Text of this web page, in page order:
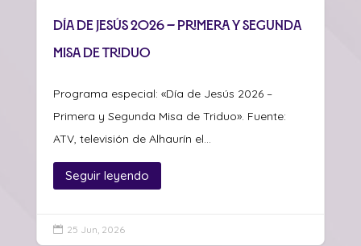
Día de Jesús 2026 – Primera y Segunda
Misa de Triduo
Programa especial: «Día de Jesús 2026 –
Primera y Segunda Misa de Triduo». Fuente:
ATV, televisión de Alhaurín el...
Seguir leyendo
 25 Jun, 2026